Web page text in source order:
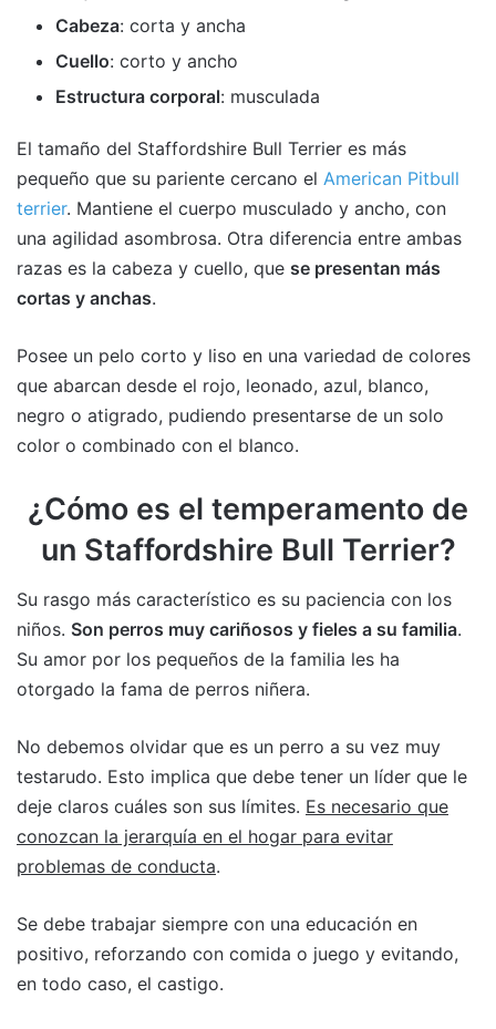
Cabeza: corta y ancha
Cuello: corto y ancho
Estructura corporal: musculada
El tamaño del Staffordshire Bull Terrier es más
pequeño que su pariente cercano el American Pitbull
terrier. Mantiene el cuerpo musculado y ancho, con
una agilidad asombrosa. Otra diferencia entre ambas
razas es la cabeza y cuello, que se presentan más
cortas y anchas.
Posee un pelo corto y liso en una variedad de colores
que abarcan desde el rojo, leonado, azul, blanco,
negro o atigrado, pudiendo presentarse de un solo
color o combinado con el blanco.
¿Cómo es el temperamento de
un Staffordshire Bull Terrier?
Su rasgo más característico es su paciencia con los
niños. Son perros muy cariñosos y fieles a su familia.
Su amor por los pequeños de la familia les ha
otorgado la fama de perros niñera.
No debemos olvidar que es un perro a su vez muy
testarudo. Esto implica que debe tener un líder que le
deje claros cuáles son sus límites. Es necesario que
conozcan la jerarquía en el hogar para evitar
problemas de conducta.
Se debe trabajar siempre con una educación en
positivo, reforzando con comida o juego y evitando,
en todo caso, el castigo.